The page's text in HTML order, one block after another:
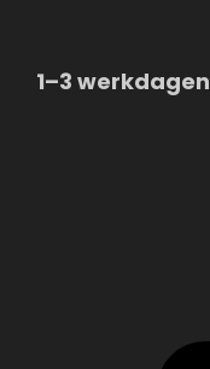
1–3 werkdagen